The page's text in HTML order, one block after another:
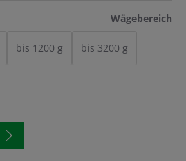
Wägebereich
bis 1200 g bis 3200 g
den gewünschten